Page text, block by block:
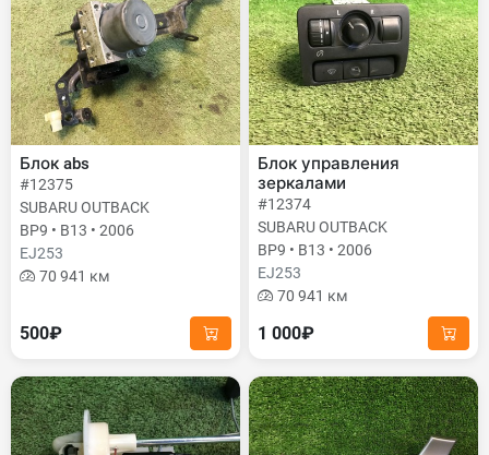
Блок abs
#12375
SUBARU OUTBACK
BP9 • B13 • 2006
EJ253
70 941 км
500₽
Блок управления
зеркалами
#12374
SUBARU OUTBACK
BP9 • B13 • 2006
EJ253
70 941 км
1 000₽